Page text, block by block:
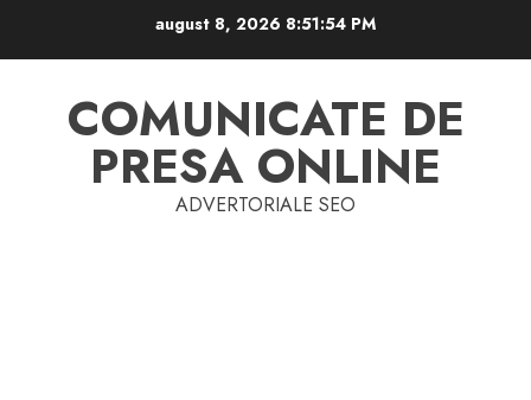
august 8, 2026 8:51:54 PM
COMUNICATE DE
PRESA ONLINE
ADVERTORIALE SEO